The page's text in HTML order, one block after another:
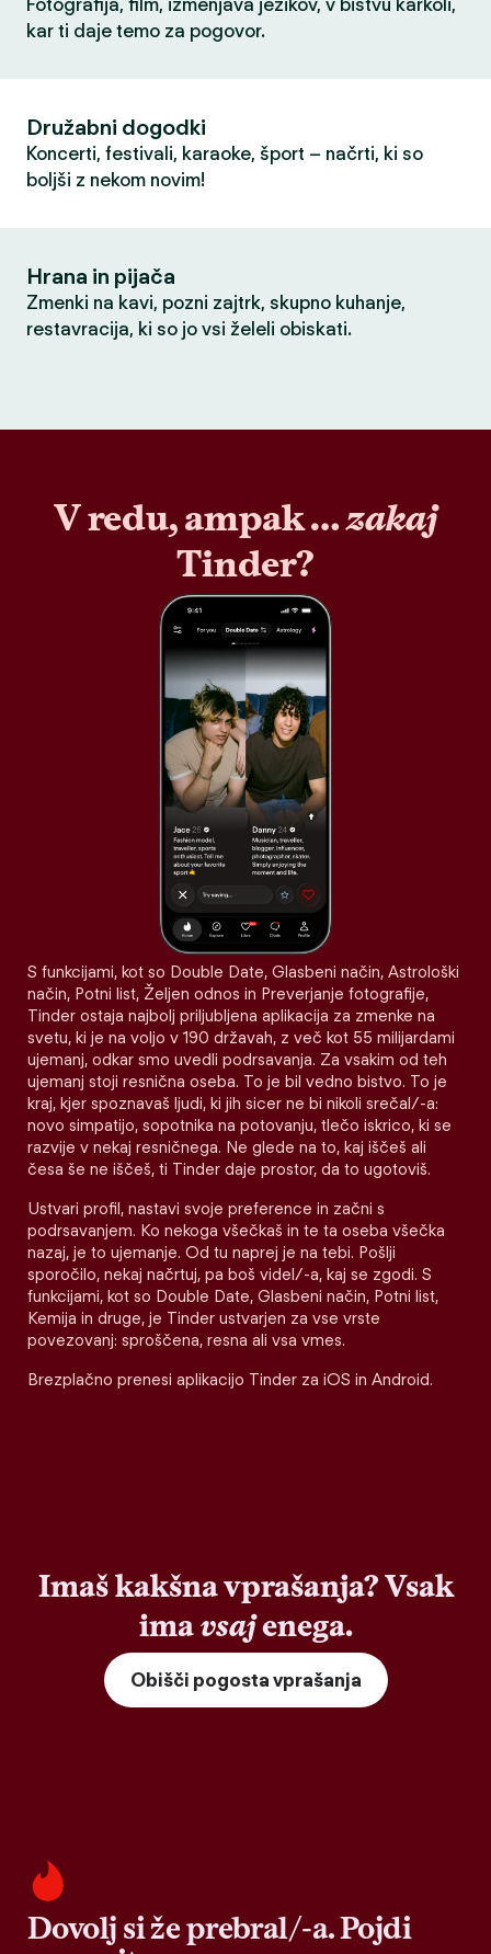
Fotografija, film, izmenjava jezikov, v bistvu karkoli,
kar ti daje temo za pogovor.
Družabni dogodki
Koncerti, festivali, karaoke, šport – načrti, ki so
boljši z nekom novim!
Hrana in pijača
Zmenki na kavi, pozni zajtrk, skupno kuhanje,
restavracija, ki so jo vsi želeli obiskati.
V redu, ampak …zakaj
Tinder?
S funkcijami, kot so Double Date, Glasbeni način, Astrološki
način, Potni list, Željen odnos in Preverjanje fotografije,
Tinder ostaja najbolj priljubljena aplikacija za zmenke na
svetu, ki je na voljo v 190 državah, z več kot 55 milijardami
ujemanj, odkar smo uvedli podrsavanja. Za vsakim od teh
ujemanj stoji resnična oseba. To je bil vedno bistvo. To je
kraj, kjer spoznavaš ljudi, ki jih sicer ne bi nikoli srečal/-a:
novo simpatijo, sopotnika na potovanju, tlečo iskrico, ki se
razvije v nekaj resničnega. Ne glede na to, kaj iščeš ali
česa še ne iščeš, ti Tinder daje prostor, da to ugotoviš.
Ustvari profil, nastavi svoje preference in začni s
podrsavanjem. Ko nekoga všečkaš in te ta oseba všečka
nazaj, je to ujemanje. Od tu naprej je na tebi. Pošlji
sporočilo, nekaj načrtuj, pa boš videl/-a, kaj se zgodi. S
funkcijami, kot so Double Date, Glasbeni način, Potni list,
Kemija in druge, je Tinder ustvarjen za vse vrste
povezovanj: sproščena, resna ali vsa vmes.
Brezplačno prenesi aplikacijo Tinder za iOS in Android.
Imaš kakšna vprašanja? Vsak
imavsajenega.
Obišči pogosta vprašanja
Dovolj si že prebral/-a. Pojdi